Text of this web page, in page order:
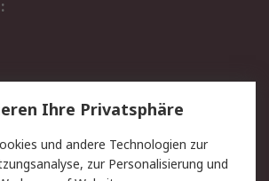
Lieferlösungen
Kontakt
Privatkunden
Ihre Privatsphäre
und andere Technologien zur
zur Personalisierung und